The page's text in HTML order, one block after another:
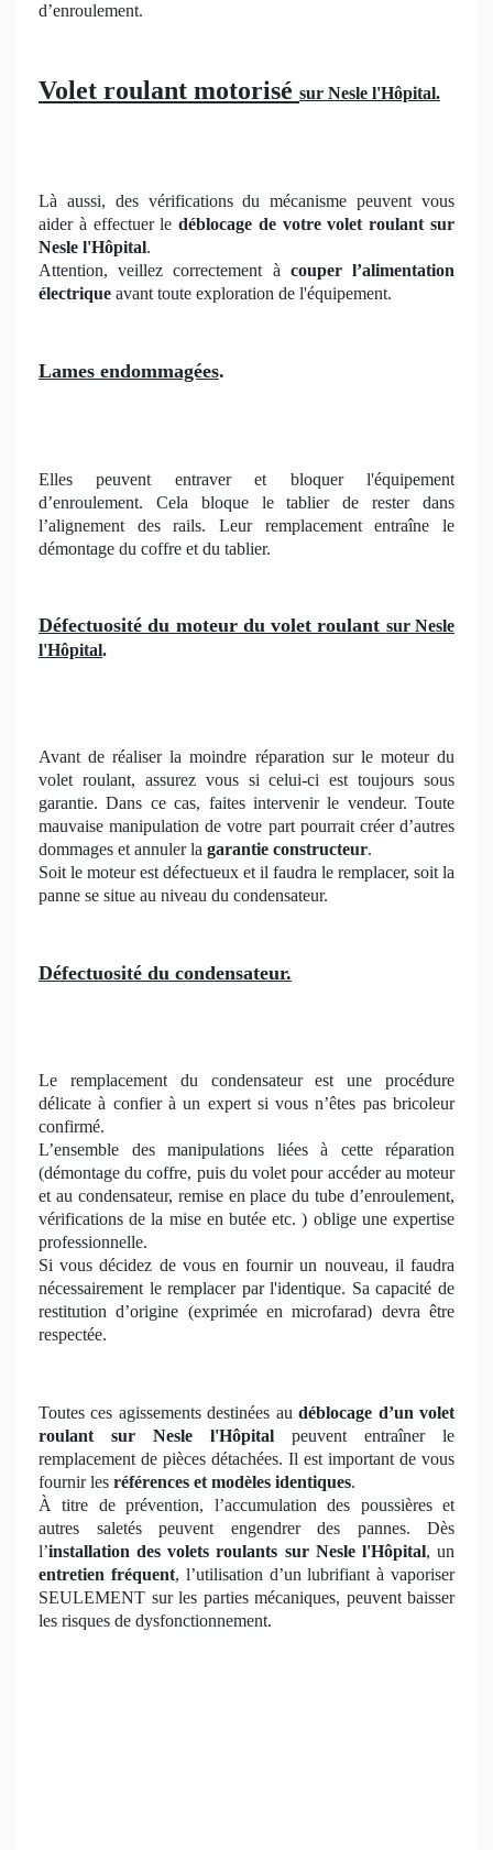
d’enroulement.
Volet roulant motorisé sur Nesle l'Hôpital.
Là aussi, des vérifications du mécanisme peuvent vous
aider à effectuer ledéblocage de votre volet roulant sur
Nesle l'Hôpital.
Attention, veillez correctement à couper l’alimentation
électrique avant toute exploration de l'équipement.
Lames endommagées.
Elles peuvent entraver et bloquer l'équipement
d’enroulement. Cela bloque le tablier de rester dans
l’alignement des rails. Leur remplacement entraîne le
démontage du coffre et du tablier.
Défectuosité du moteur du volet roulant sur Nesle
l'Hôpital.
Avant de réaliser la moindre réparation sur le moteur du
volet roulant, assurez vous si celui-ci est toujours sous
garantie. Dans ce cas, faites intervenir le vendeur. Toute
mauvaise manipulation de votre part pourrait créer d’autres
dommages et annuler la garantie constructeur.
Soit le moteur est défectueux et il faudra le remplacer, soit la
panne se situe au niveau du condensateur.
Défectuosité du condensateur.
Le remplacement du condensateur est une procédure
délicate à confier à un expert si vous n’êtes pas bricoleur
confirmé.
L’ensemble des manipulations liées à cette réparation
(démontage du coffre, puis du volet pour accéder au moteur
et au condensateur, remise en place du tube d’enroulement,
vérifications de la mise en butée etc. ) oblige une expertise
professionnelle.
Si vous décidez de vous en fournir un nouveau, il faudra
nécessairement le remplacer par l'identique. Sa capacité de
restitution d’origine (exprimée en microfarad) devra être
respectée.
Toutes ces agissements destinées audéblocage d’un volet
roulant
sur Nesle l'Hôpital peuvent entraîner le
remplacement de pièces détachées. Il est important de vous
fournir les références et modèles identiques.
À titre de prévention, l’accumulation des poussières et
autres saletés peuvent engendrer des pannes. Dès
l’installation des volets roulants sur Nesle l'Hôpital, un
entretien fréquent, l’utilisation d’un lubrifiant à vaporiser
SEULEMENT sur les parties mécaniques, peuvent baisser
les risques de dysfonctionnement.